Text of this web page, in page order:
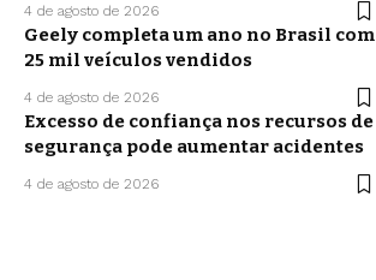
4 de agosto de 2026
Geely completa um ano no Brasil com
25 mil veículos vendidos
4 de agosto de 2026
Excesso de confiança nos recursos de
segurança pode aumentar acidentes
4 de agosto de 2026